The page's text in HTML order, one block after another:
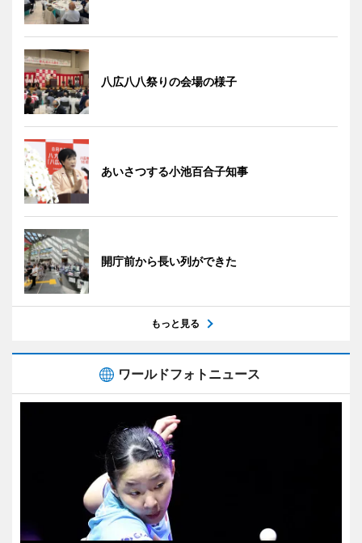
八広八八祭りの会場の様子
あいさつする小池百合子知事
開庁前から長い列ができた
もっと見る
ワールドフォトニュース